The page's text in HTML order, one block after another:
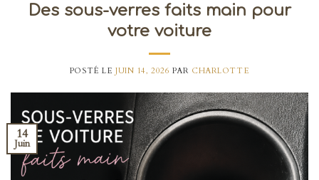
Des sous-verres faits main pour
votre voiture
POSTÉ LE JUIN 14, 2026 PAR CHARLOTTE
14
Juin